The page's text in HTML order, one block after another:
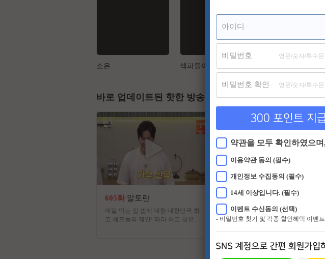
소은
바로 업데이트된 핫한 방송
605화 알토란
매일 먹는 집 밥에 대한 대한민국 최
고 셰프들의 제안! 따라 하고 싶은 한
1585화열린음악회
1993년부터 대한민국 음악 쇼를 이끌
어 온 대한민국 대표 음악 프로그램
아이디
비밀번호
비밀번호 확인
300 포인트 지
약관을 모두 확인하였으
이용약관 동의 (필수)
개인정보 수집동의 (필수)
14세 이상입니다. (필수)
이벤트 수신동의 (선택)
- 비밀번호 찾기 및 각종 할인혜택 이벤